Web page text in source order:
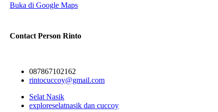
Buka di Google Maps
Contact Person Rinto
087867102162
rintocuccoy@gmail.com
Selat Nasik
exploreselatnasik dan cuccoy